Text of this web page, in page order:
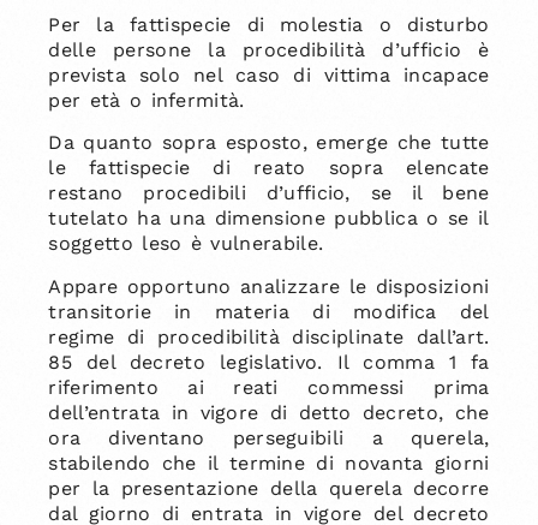
Per la fattispecie di molestia o disturbo
delle persone la procedibilità d’ufficio è
prevista solo nel caso di vittima incapace
per età o infermità.
Da quanto sopra esposto, emerge che tutte
le fattispecie di reato sopra elencate
restano procedibili d’ufficio, se il bene
tutelato ha una dimensione pubblica o se il
soggetto leso è vulnerabile.
Appare opportuno analizzare le disposizioni
transitorie in materia di modifica del
regime di procedibilità disciplinate dall’art.
85 del decreto legislativo. Il comma 1 fa
riferimento ai reati commessi prima
dell’entrata in vigore di detto decreto, che
ora diventano perseguibili a querela,
stabilendo che il termine di novanta giorni
per la presentazione della querela decorre
dal giorno di entrata in vigore del decreto